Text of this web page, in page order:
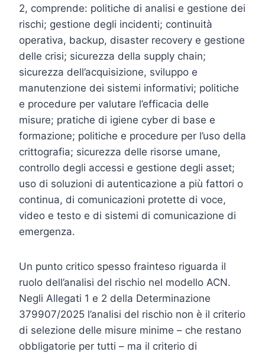
2, comprende: politiche di analisi e gestione dei
rischi; gestione degli incidenti; continuità
operativa, backup, disaster recovery e gestione
delle crisi; sicurezza della supply chain;
sicurezza dell’acquisizione, sviluppo e
manutenzione dei sistemi informativi; politiche
e procedure per valutare l’efficacia delle
misure; pratiche di igiene cyber di base e
formazione; politiche e procedure per l’uso della
crittografia; sicurezza delle risorse umane,
controllo degli accessi e gestione degli asset;
uso di soluzioni di autenticazione a più fattori o
continua, di comunicazioni protette di voce,
video e testo e di sistemi di comunicazione di
emergenza.
Un punto critico spesso frainteso riguarda il
ruolo dell’analisi del rischio nel modello ACN.
Negli Allegati 1 e 2 della Determinazione
379907/2025 l’analisi del rischio non è il criterio
di selezione delle misure minime – che restano
obbligatorie per tutti – ma il criterio di